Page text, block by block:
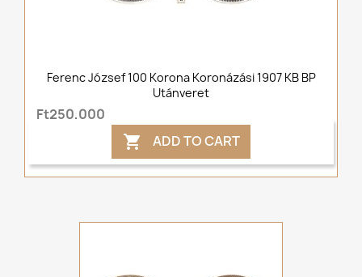
Ferenc József 100 Korona Koronázási 1907 KB BP
Utánveret
Ft250,000
 ADD TO CART